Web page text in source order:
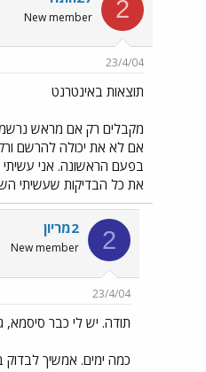
2
New member
23/4/04
תוצאות באינטרנט
מקבלים רק אם מראש
בפעם הראשונה. אני
את כל הבדיקות שעשיתי
2 2מריון
New member
23/4/04
תודה. יש לי כבר סיסמא,
כמה ימים. אמשיך